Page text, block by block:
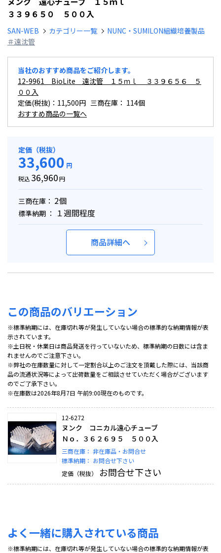
３３９６５０ ５００入
SAN-WEB カテゴリー一覧
NUNC・SUMILON組織培養製品
＃遠沈管
当社のおすすめ商品をご紹介します。
12-9961 BioLite 遠沈管 １５ｍｌ ３３９６５６ ５
００入
定価(税抜)：11,500円 三商在庫： 114個
おすすめ商品の一覧へ
定価（税抜）
33,600 円
税込 36,960円
三商在庫： 2個
標準納期 ： １週間程度
商品詳細へ
この商品のバリエーション
※標準納期には、在庫切れ等が発生していない場合の標準的な納期情報が表
示されています。
※土日祝・休業日は商品発送を行っていないため、標準納期の日数には含ま
れませんのでご注意下さい。
※弊社の在庫数量に対して一定割合以上のご注文を頂戴した際には、当該商
品の流通状況等によって出荷数量をご相談させていただく場合がございます
のでご了承下さい。
※在庫数は2026年8月7日 午前9:00現在のものです。
12-6272
ヌンク コニカル遠心チューブ
Ｎｏ．３６２６９５ ５００入
三商在庫： 非在庫品・お問合せ
標準納期： お問合せ下さい
定価（税抜）
お問合せ下さい
よく一緒に購入されている商品
※標準納期には、在庫切れ等が発生していない場合の標準的な納期情報が表